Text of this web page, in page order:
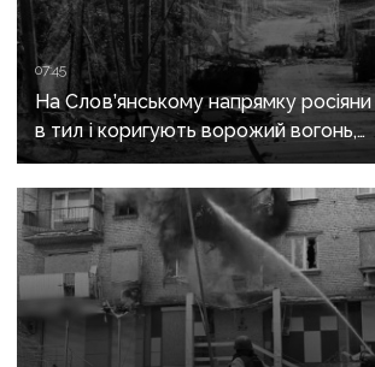
07:45
На Слов’янському напрямку
в тил і коригують ворожий вогонь,
на Краматорському «промацують»
ділянки